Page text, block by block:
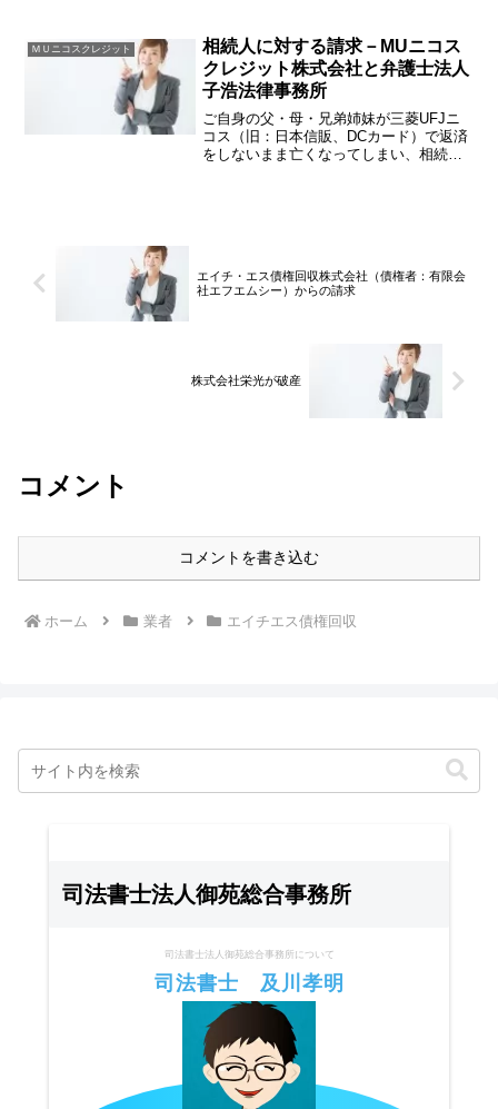
す。リンク債権回収株式会社とは？リン
ク債権回収株式会社は、債権...
ＭＵニコスクレジット
相続人に対する請求－MUニコス
クレジット株式会社と弁護士法人
子浩法律事務所
ご自身の父・母・兄弟姉妹が三菱UFJニ
コス（旧：日本信販、DCカード）で返済
をしないまま亡くなってしまい、相続人
エイチ・エス債権回収株式会社（債権者：有限会
社エフエムシー）からの請求
株式会社栄光が破産
コメント
コメントを書き込む
ホーム 業者 エイチエス債権回収
司法書士法人御苑総合事務所
司法書士法人御苑総合事務所について
司法書士 及川孝明